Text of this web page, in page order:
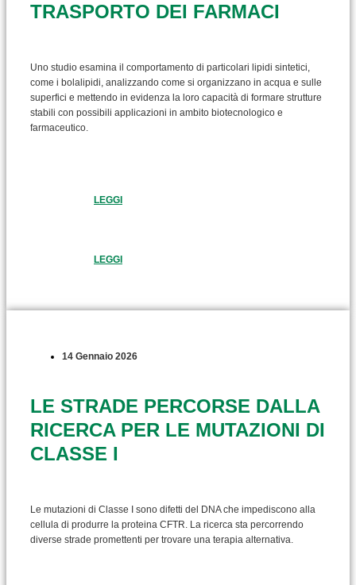
TRASPORTO DEI FARMACI
Uno studio esamina il comportamento di particolari lipidi sintetici,
come i bolalipidi, analizzando come si organizzano in acqua e sulle
superfici e mettendo in evidenza la loro capacità di formare strutture
stabili con possibili applicazioni in ambito biotecnologico e
farmaceutico.
LEGGI
LEGGI
14 Gennaio 2026
LE STRADE PERCORSE DALLA
RICERCA PER LE MUTAZIONI DI
CLASSE I
Le mutazioni di Classe I sono difetti del DNA che impediscono alla
cellula di produrre la proteina CFTR. La ricerca sta percorrendo
diverse strade promettenti per trovare una terapia alternativa.